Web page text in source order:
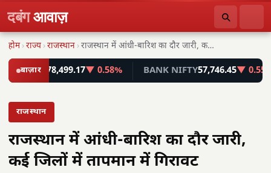
दबंगआवाज़
होम ›राज्य ›राजस्थान › राजस्थान में आंधी-बारिश का दौर जारी, कई जिलों…
बाज़ार
78,499.17▼ 0.58% BANK NIFTY57,746.45▼ 0.55%
राजस्थान
राजस्थान में आंधी-बारिश का दौर जारी,
कई जिलों में तापमान में गिरावट